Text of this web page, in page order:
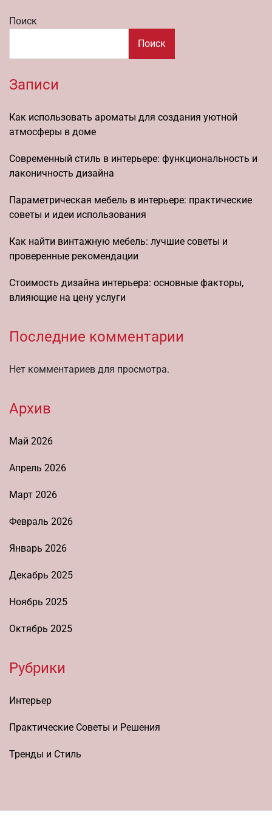
Поиск
Поиск
Записи
Как использовать ароматы для создания уютной
атмосферы в доме
Современный стиль в интерьере: функциональность и
лаконичность дизайна
Параметрическая мебель в интерьере: практические
советы и идеи использования
Как найти винтажную мебель: лучшие советы и
проверенные рекомендации
Стоимость дизайна интерьера: основные факторы,
влияющие на цену услуги
Последние комментарии
Нет комментариев для просмотра.
Архив
Май 2026
Апрель 2026
Март 2026
Февраль 2026
Январь 2026
Декабрь 2025
Ноябрь 2025
Октябрь 2025
Рубрики
Интерьер
Практические Советы и Решения
Тренды и Стиль